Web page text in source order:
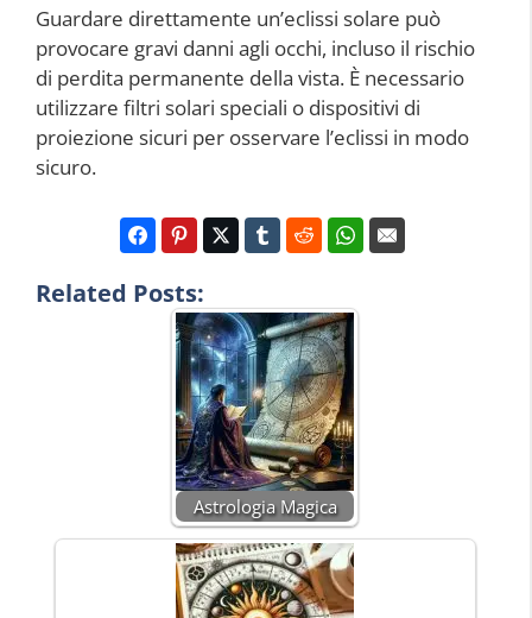
Guardare direttamente un’eclissi solare può
provocare gravi danni agli occhi, incluso il rischio
di perdita permanente della vista. È necessario
utilizzare filtri solari speciali o dispositivi di
proiezione sicuri per osservare l’eclissi in modo
sicuro.
Related Posts:
Astrologia Magica